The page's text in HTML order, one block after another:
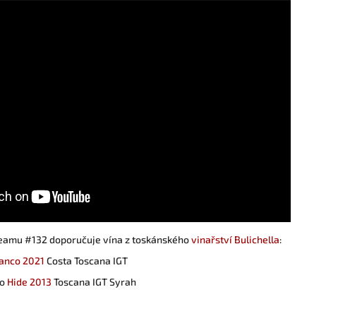
#132 doporučuje vína z toskánskéhovinařství Bulichella:
2021 Costa Toscana IGT
Hide 2013 Toscana IGT Syrah